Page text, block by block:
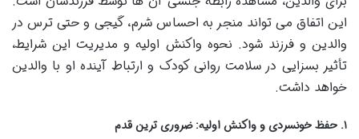
این اتفاق می تواند منجر به احساس شرم، گیجی و حتی ترس در
والدین و فرزند شود. نحوه واکنش اولیه و مدیریت این شرایط،
تأثیر بسزایی در سلامت روانی کودک و ارتباط آینده او با والدین
خواهد داشت.
۱. حفظ خونسردی و واکنش اولیه: ضروری ترین قدم